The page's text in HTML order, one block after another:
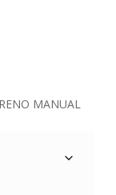
MANUAL